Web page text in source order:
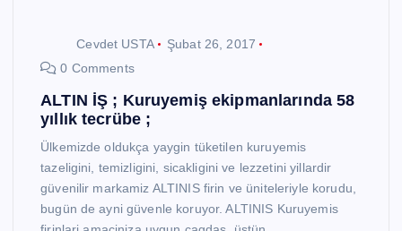
Cevdet USTA
Şubat 26, 2017
0 Comments
ALTIN İŞ ; Kuruyemiş ekipmanlarında 58
yıllık tecrübe ;
Ülkemizde oldukça yaygin tüketilen kuruyemis
tazeligini, temizligini, sicakligini ve lezzetini yillardir
güvenilir markamiz ALTINIS firin ve üniteleriyle korudu,
bugün de ayni güvenle koruyor. ALTINIS Kuruyemis